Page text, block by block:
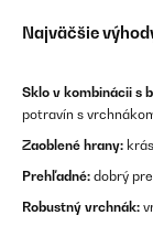
Najväčšie
Sklo v kombinácii s
potravín s
Zaoblené hrany:
Prehľadné: dobrý
Robustný vrchnák: